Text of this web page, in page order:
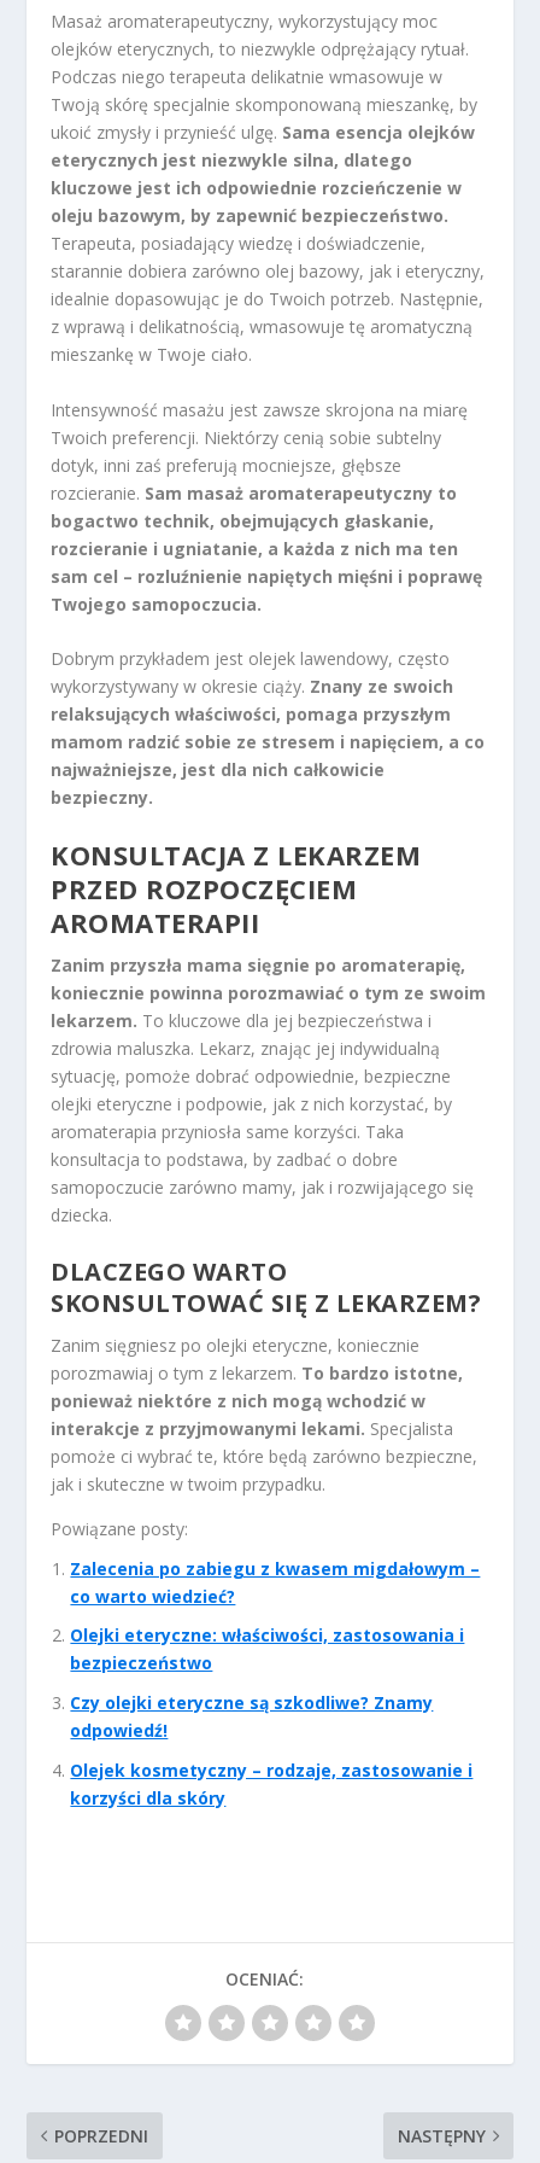
Masaż aromaterapeutyczny, wykorzystujący moc
olejków eterycznych, to niezwykle odprężający rytuał.
Podczas niego terapeuta delikatnie wmasowuje w
Twoją skórę specjalnie skomponowaną mieszankę, by
ukoić zmysły i przynieść ulgę. Sama esencja olejków
eterycznych jest niezwykle silna, dlatego
kluczowe jest ich odpowiednie rozcieńczenie w
oleju bazowym, by zapewnić bezpieczeństwo.
Terapeuta, posiadający wiedzę i doświadczenie,
starannie dobiera zarówno olej bazowy, jak i eteryczny,
idealnie dopasowując je do Twoich potrzeb. Następnie,
z wprawą i delikatnością, wmasowuje tę aromatyczną
mieszankę w Twoje ciało.
Intensywność masażu jest zawsze skrojona na miarę
Twoich preferencji. Niektórzy cenią sobie subtelny
dotyk, inni zaś preferują mocniejsze, głębsze
rozcieranie. Sam masaż aromaterapeutyczny to
bogactwo technik, obejmujących głaskanie,
rozcieranie i ugniatanie, a każda z nich ma ten
sam cel – rozluźnienie napiętych mięśni i poprawę
Twojego samopoczucia.
Dobrym przykładem jest olejek lawendowy, często
wykorzystywany w okresie ciąży. Znany ze swoich
relaksujących właściwości, pomaga przyszłym
mamom radzić sobie ze stresem i napięciem, a co
najważniejsze, jest dla nich całkowicie
bezpieczny.
KONSULTACJA Z LEKARZEM
PRZED ROZPOCZĘCIEM
AROMATERAPII
Zanim przyszła mama sięgnie po aromaterapię,
koniecznie powinna porozmawiać o tym ze swoim
lekarzem. To kluczowe dla jej bezpieczeństwa i
zdrowia maluszka. Lekarz, znając jej indywidualną
sytuację, pomoże dobrać odpowiednie, bezpieczne
olejki eteryczne i podpowie, jak z nich korzystać, by
aromaterapia przyniosła same korzyści. Taka
konsultacja to podstawa, by zadbać o dobre
samopoczucie zarówno mamy, jak i rozwijającego się
dziecka.
DLACZEGO WARTO
SKONSULTOWAĆ SIĘ Z LEKARZEM?
Zanim sięgniesz po olejki eteryczne, koniecznie
porozmawiaj o tym z lekarzem. To bardzo istotne,
ponieważ niektóre z nich mogą wchodzić w
interakcje z przyjmowanymi lekami. Specjalista
pomoże ci wybrać te, które będą zarówno bezpieczne,
jak i skuteczne w twoim przypadku.
Powiązane posty:
Zalecenia po zabiegu z kwasem migdałowym –
co warto wiedzieć?
Olejki eteryczne: właściwości, zastosowania i
bezpieczeństwo
Czy olejki eteryczne są szkodliwe? Znamy
odpowiedź!
Olejek kosmetyczny – rodzaje, zastosowanie i
korzyści dla skóry
OCENIAĆ:
POPRZEDNI NASTĘPNY